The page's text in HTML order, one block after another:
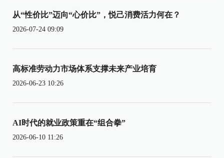
从“性价比”迈向“心价比”，悦己消费活力何在？
2026-07-24 09:09
高标准劳动力市场体系支撑未来产业培育
2026-06-23 10:26
AI时代的就业政策重在“组合拳”
2026-06-10 11:26